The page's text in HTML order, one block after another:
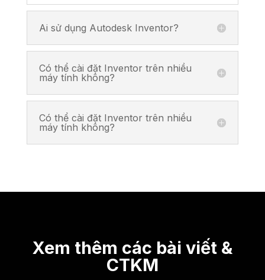
Ai sử dụng Autodesk Inventor?
Có thể cài đặt Inventor trên nhiều
máy tính không?
Có thể cài đặt Inventor trên nhiều
máy tính không?
Xem thêm các bài viết &
CTKM